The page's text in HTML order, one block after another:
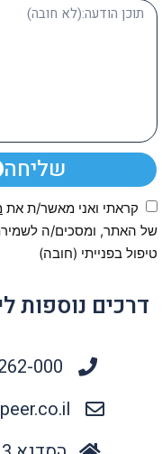
שליחה
קראתי ואני מאשר/ת את
של האתר, ומסכים/ה
טיפול בפנייתי (חובה)
דרכים נוספות
000